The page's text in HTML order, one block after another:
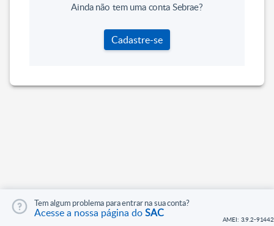
Tem algum problema para entrar na sua conta?
Acesse a nossa página doSAC
Ainda não tem uma conta Sebrae?
Cadastre-se
AMEI: 3.9.2-91442